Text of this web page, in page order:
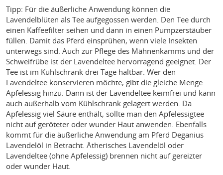
Tipp: Für die äußerliche Anwendung können die
Lavendelblüten als Tee aufgegossen werden. Den Tee durch
einen Kaffeefilter seihen und dann in einen Pumpzerstäuber
füllen. Damit das Pferd einsprühen, wenn viele Insekten
unterwegs sind. Auch zur Pflege des Mähnenkamms und der
Schweifrübe ist der Lavendeltee hervorragend geeignet. Der
Tee ist im Kühlschrank drei Tage haltbar. Wer den
Lavendeltee konservieren möchte, gibt die gleiche Menge
Apfelessig hinzu. Dann ist der Lavendeltee keimfrei und kann
auch außerhalb vom Kühlschrank gelagert werden. Da
Apfelessig viel Säure enthält, sollte man den Apfelessigtee
nicht auf geröteter oder wunder Haut anwenden. Ebenfalls
kommt für die äußerliche Anwendung am Pferd Deganius
Lavendelöl in Betracht. Ätherisches Lavendelöl oder
Lavendeltee (ohne Apfelessig) brennen nicht auf gereizter
oder wunder Haut.